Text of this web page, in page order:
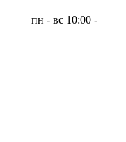
пн - вс 10:00 -